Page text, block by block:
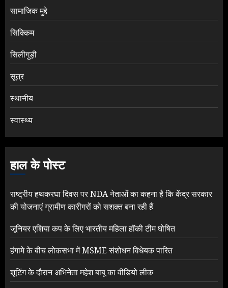
सामाजिक मुद्दे
सिक्किम
सिलीगुड़ी
सूत्र
स्थानीय
स्वास्थ्य
हाल के पोस्ट
राष्ट्रीय हथकरघा दिवस पर NDA नेताओं का कहना है कि केंद्र सरकार
की योजनाएं ग्रामीण कारीगरों को सशक्त बना रही हैं
जूनियर एशिया कप के लिए भारतीय महिला हॉकी टीम घोषित
हंगामे के बीच लोकसभा में MSME संशोधन विधेयक पारित
शूटिंग के दौरान अभिनेता महेश बाबू का वीडियो लीक